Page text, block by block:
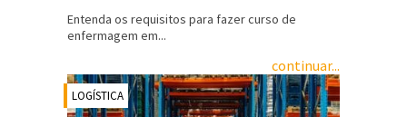
Entenda os requisitos para fazer curso de
enfermagem em...
continuar...
LOGÍSTICA